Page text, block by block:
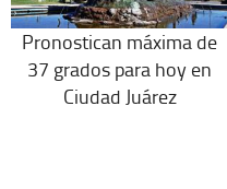
Pronostican máxima de
37 grados para hoy en
Ciudad Juárez